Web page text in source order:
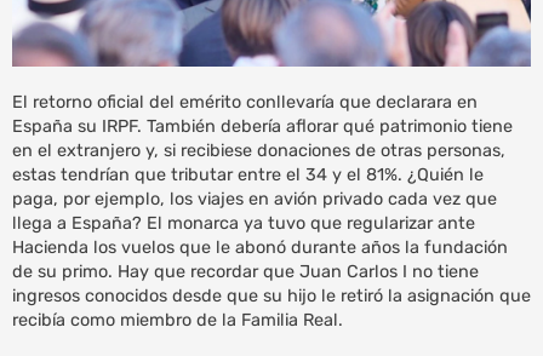
El retorno oficial del emérito conllevaría que declarara en
España su IRPF. También debería aflorar qué patrimonio tiene
en el extranjero y, si recibiese donaciones de otras personas,
estas tendrían que tributar entre el 34 y el 81%. ¿Quién le
paga, por ejemplo, los viajes en avión privado cada vez que
llega a España? El monarca ya tuvo que regularizar ante
Hacienda los vuelos que le abonó durante años la fundación
de su primo. Hay que recordar que Juan Carlos I no tiene
ingresos conocidos desde que su hijo le retiró la asignación que
recibía como miembro de la Familia Real.